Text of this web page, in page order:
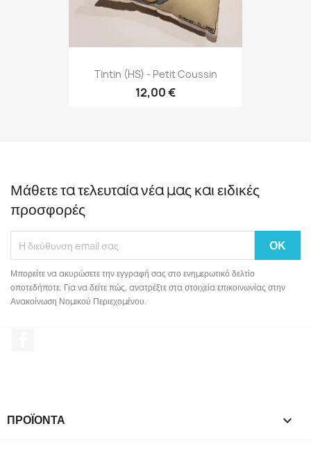
Tintin (HS) - Petit Coussin
12,00 €
Μάθετε τα τελευταία νέα μας και ειδικές
προσφορές
Μπορείτε να ακυρώσετε την εγγραφή σας στο ενημερωτικό δελτίο
οποτεδήποτε. Για να δείτε πώς, ανατρέξτε στα στοιχεία επικοινωνίας στην
Ανακοίνωση Νομικού Περιεχομένου.
ΠΡΟΪΌΝΤΑ 